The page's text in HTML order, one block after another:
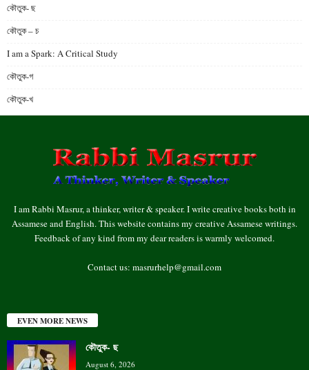
কৌতুক- ছ
কৌতুক – চ
I am a Spark: A Critical Study
কৌতুক-গ
কৌতুক-খ
I am Rabbi Masrur, a thinker, writer & speaker. I write creative books both in
Assamese and English. This website contains my creative Assamese writings.
Feedback of any kind from my dear readers is warmly welcomed.
Contact us: masrurhelp@gmail.com
EVEN MORE NEWS
কৌতুক- ছ
August 6, 2026